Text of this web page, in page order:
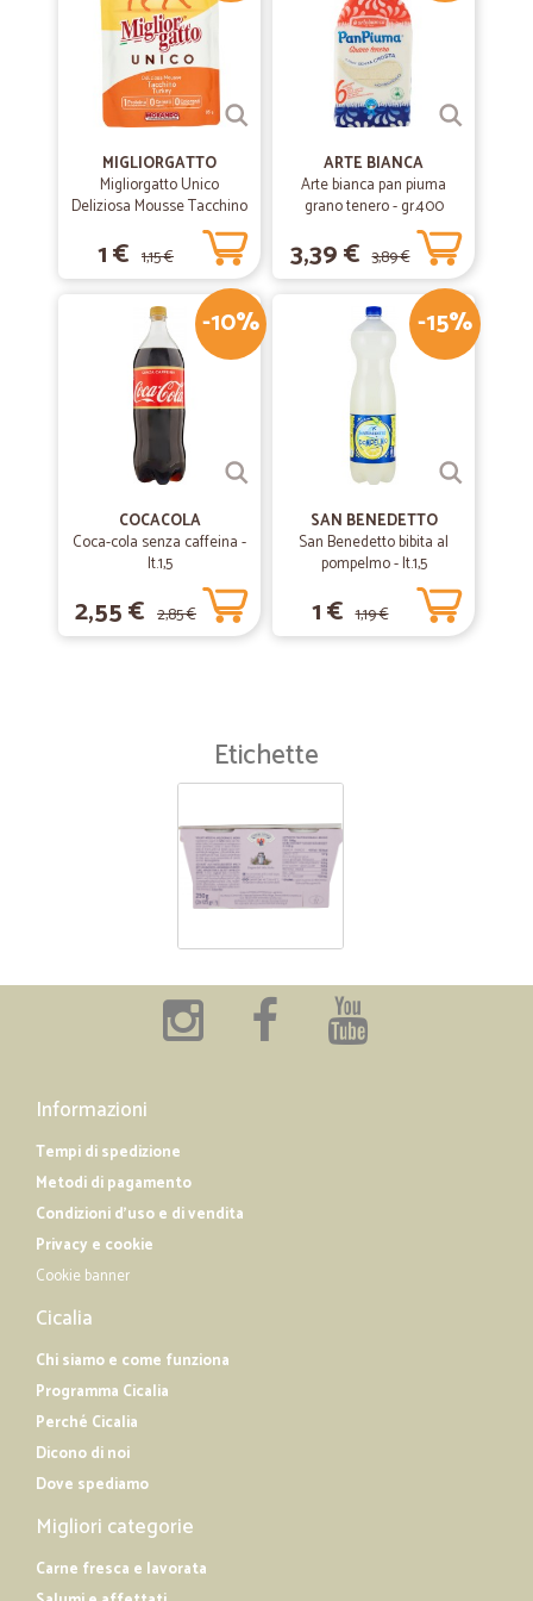
MIGLIORGATTO
Migliorgatto Unico
Deliziosa Mousse Tacchino
1 € 1,15 €
ARTE BIANCA
Arte bianca pan piuma
grano tenero - gr.400
3,39 € 3,89 €
-10%
COCACOLA
Coca-cola senza caffeina -
lt.1,5
2,55 € 2,85 €
-15%
SAN BENEDETTO
San Benedetto bibita al
pompelmo - lt.1,5
1 € 1,19 €
Etichette
Informazioni
Tempi di spedizione
Metodi di pagamento
Condizioni d'uso e di vendita
Privacy e cookie
Cookie banner
Cicalia
Chi siamo e come funziona
Programma Cicalia
Perché Cicalia
Dicono di noi
Dove spediamo
Migliori categorie
Carne fresca e lavorata